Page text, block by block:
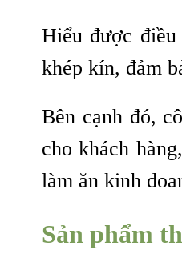
Hiểu được
khép kín, đảm
Bên cạnh đó,
cho khách
làm ăn kinh
Sản phẩm